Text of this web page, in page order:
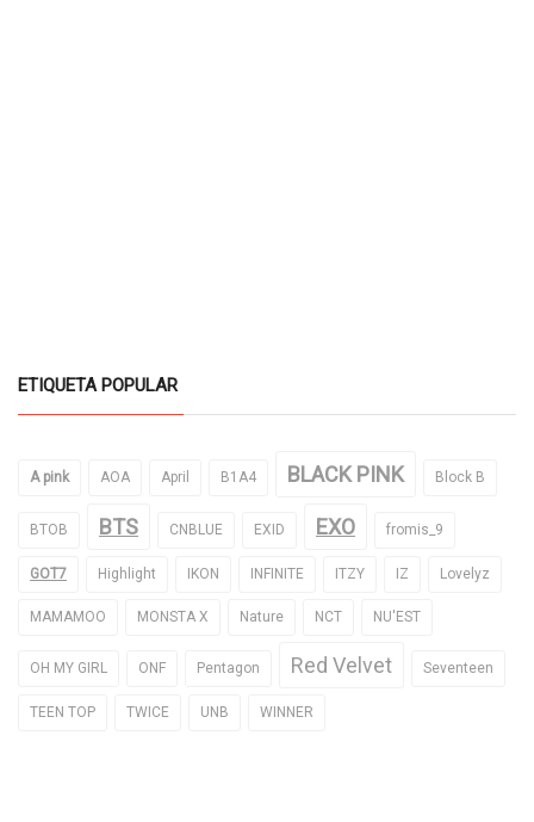
ETIQUETA POPULAR
A pink AOA April B1A4 BLACK PINK Block B
BTOB BTS CNBLUE EXID EXO fromis_9
GOT7 Highlight IKON INFINITE ITZY IZ Lovelyz
MAMAMOO MONSTA X Nature NCT NU'EST
OH MY GIRL ONF Pentagon Red Velvet Seventeen
TEEN TOP TWICE UNB WINNER